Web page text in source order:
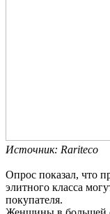
Источник: Rariteco
Опрос показал, что
элитного класса
покупателя.